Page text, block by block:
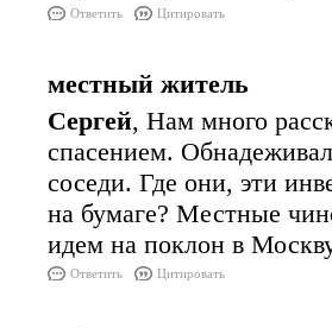
Ответить Цитировать
местный житель
Сергей, Нам много
спасением.
соседи. Где они, эти
на бумаге? Местные
идем на поклон в
Ответить Цитировать